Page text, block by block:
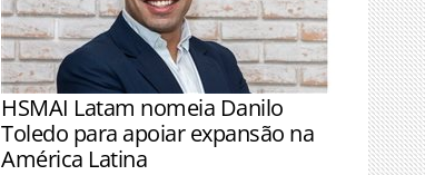
HSMAI Latam nomeia Danilo
Toledo para apoiar expansão na
América Latina